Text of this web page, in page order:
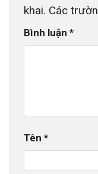
Máng xối inox
inox 201,
Máng xối inox
khai. Các
Bình luận *
Tên *